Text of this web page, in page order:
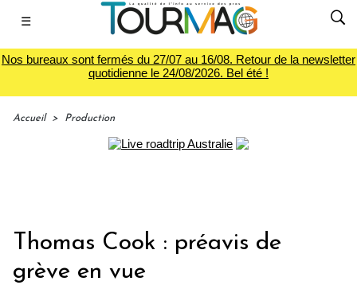
☰
Nos bureaux sont fermés du 27/07 au 16/08. Retour de la newsletter
quotidienne le 24/08/2026. Bel été !
Accueil > Production
Thomas Cook : préavis de
grève en vue